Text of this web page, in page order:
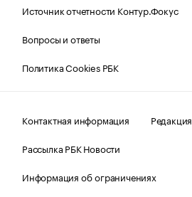
Источник отчетности Контур.Фокус
Вопросы и ответы
Политика Cookies РБК
Контактная информация
Редакция
Рассылка РБК Новости
Информация об ограничениях